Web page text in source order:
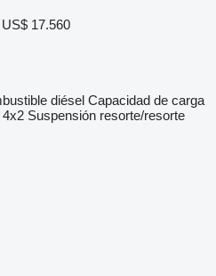
17.560
diésel Capacidad de carga
4x2 Suspensión resorte/resorte